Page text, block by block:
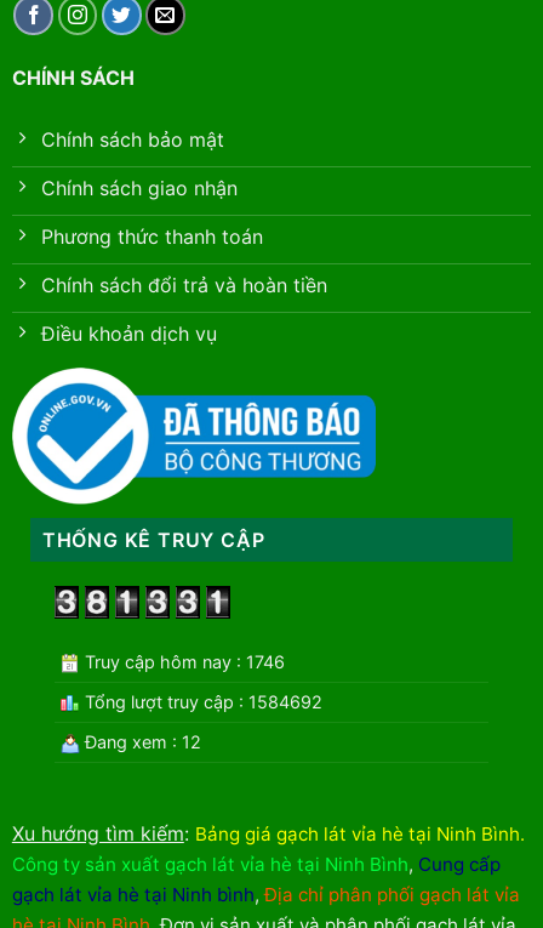
CHÍNH SÁCH
Chính sách bảo mật
Chính sách giao nhận
Phương thức thanh toán
Chính sách đổi trả và hoàn tiền
Điều khoản dịch vụ
THỐNG KÊ TRUY CẬP
Truy cập hôm nay : 1746
Tổng lượt truy cập : 1584692
Đang xem : 12
Xu hướng tìm kiếm: Bảng giá gạch lát vỉa hè tại Ninh Bình.
Công ty sản xuất gạch lát vỉa hè tại Ninh Bình, Cung cấp
gạch lát vỉa hè tại Ninh bình,Địa chỉ phân phối gạch lát vỉa